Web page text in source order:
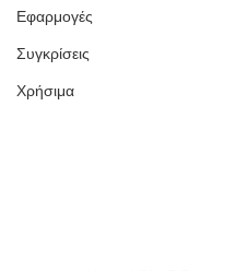
Εφαρμογές
Συγκρίσεις
Χρήσιμα